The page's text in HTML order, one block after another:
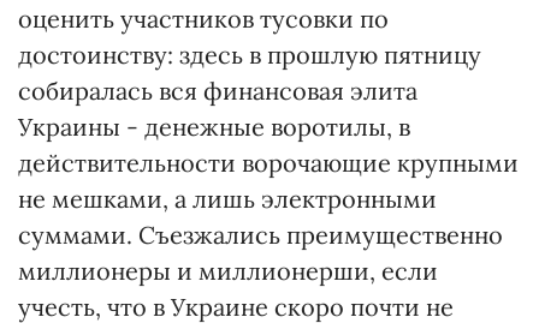
оценить участников тусовки по
достоинству: здесь в прошлую пятницу
собиралась вся финансовая элита
Украины - денежные воротилы, в
действительности ворочающие крупными
не мешками, а лишь электронными
суммами. Съезжались преимущественно
миллионеры и миллионерши, если
учесть, что в Украине скоро почти не